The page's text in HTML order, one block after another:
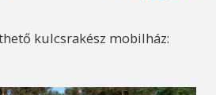
kulcsrakész mobilház: